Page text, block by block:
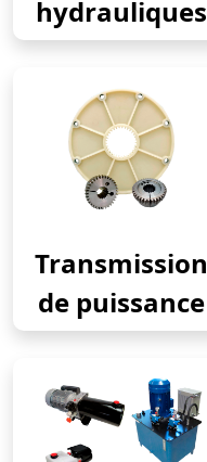
hydrauliques
Transmission
de puissance